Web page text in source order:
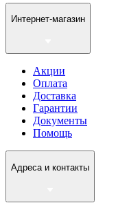
Интернет-магазин
Акции
Оплата
Доставка
Гарантии
Документы
Помощь
Адреса и контакты